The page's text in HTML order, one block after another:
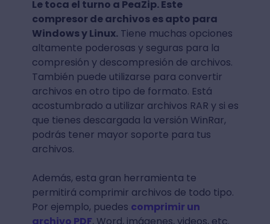
Le toca el turno a PeaZip. Este
compresor de archivos es apto para
Windows y Linux.Tiene muchas opciones
altamente poderosas y seguras para la
compresión y descompresión de archivos.
También puede utilizarse para convertir
archivos en otro tipo de formato. Está
acostumbrado a utilizar archivos RAR y si es
que tienes descargada la versión WinRar,
podrás tener mayor soporte para tus
archivos.
Además, esta gran herramienta te
permitirá comprimir archivos de todo tipo.
Por ejemplo, puedes comprimir un